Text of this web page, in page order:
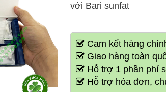
với Bari sunfat
Cam kết hàng
Giao hàng toàn
Hỗ trợ 1 phần phí
Hỗ trợ hóa đơn,